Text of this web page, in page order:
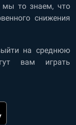
мы то знаем, что
снижения
на среднюю
вам играть